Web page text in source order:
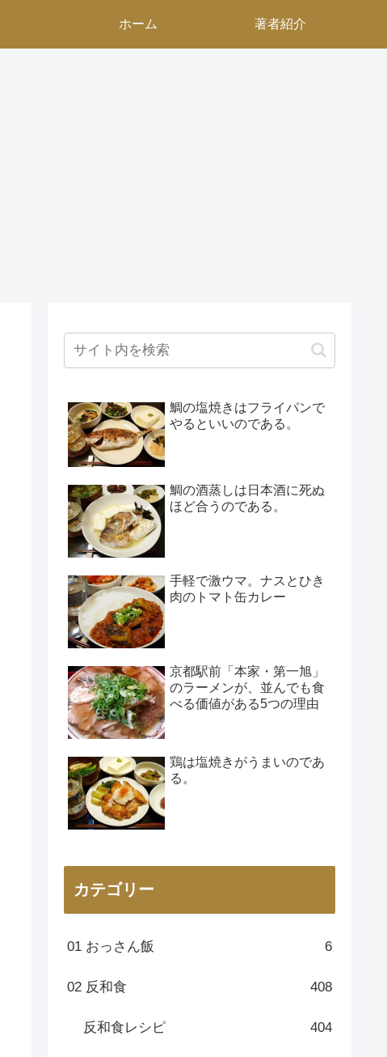
ホーム 著者紹介
鯛の塩焼きはフライパンで
やるといいのである。
鯛の酒蒸しは日本酒に死ぬ
ほど合うのである。
手軽で激ウマ。ナスとひき
肉のトマト缶カレー
京都駅前「本家・第一旭」
のラーメンが、並んでも食
べる価値がある5つの理由
鶏は塩焼きがうまいのであ
る。
カテゴリー
01 おっさん飯 6
02 反和食 408
反和食レシピ 404